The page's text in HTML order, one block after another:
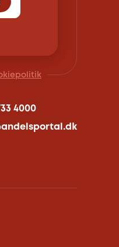
4000